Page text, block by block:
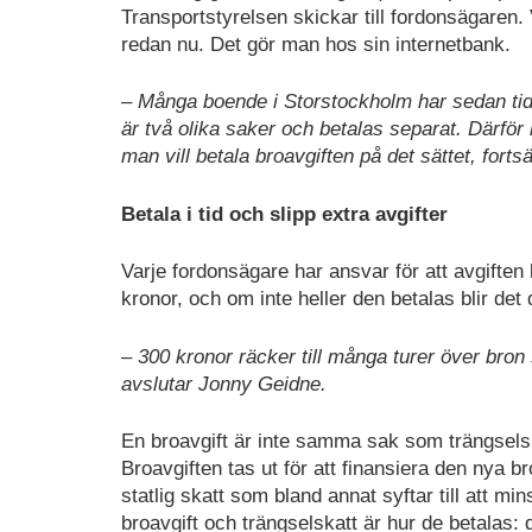
Transportstyrelsen skickar till
redan nu. Det gör man hos sin internetbank.
– Många boende i Storstockholm har sedan
är två olika saker och betalas separat.
man vill betala broavgiften på det sättet,
Betala i tid och slipp extra avgifter
Varje fordonsägare har ansvar för att
kronor, och om inte heller den betalas blir
– 300 kronor räcker till många turer över
avslutar Jonny Geidne.
En broavgift är inte samma sak som
Broavgiften tas ut för att finansiera den nya
statlig skatt som bland annat syftar till att
broavgift och trängselskatt är hur de betalas: